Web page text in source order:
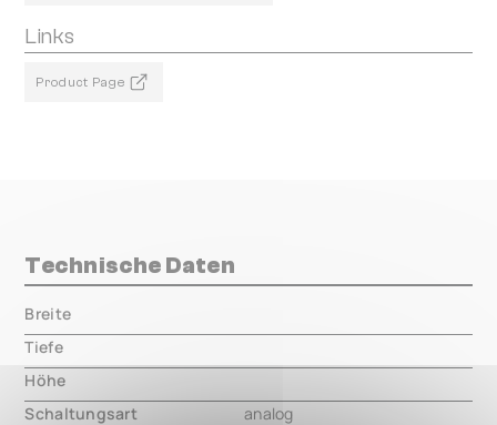
Links
Product Page
Technische Daten
Breite
Tiefe
Höhe
Schaltungsart
analog